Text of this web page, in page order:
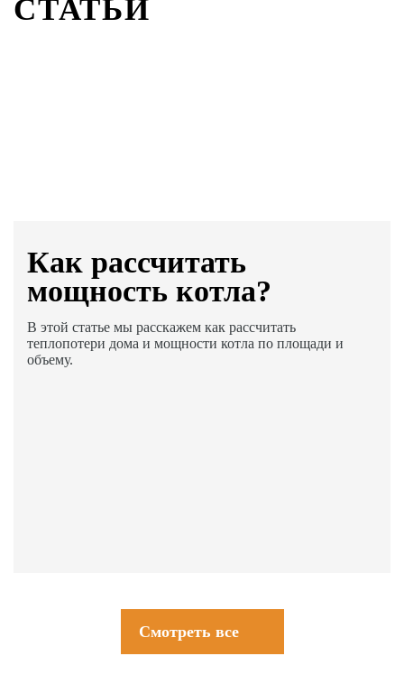
СТАТЬИ
Как раcсчитать
мощность котла?
В этой статье мы расскажем как рассчитать
теплопотери дома и мощности котла по площади и
объему.
Смотреть все